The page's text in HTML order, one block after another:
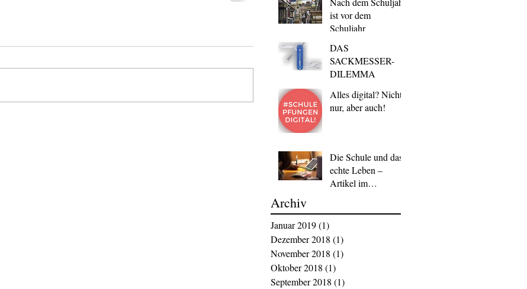
ist vor dem
Schuljahr
DAS
SACKMESSER-
DILEMMA
Alles digital? Nicht
nur, aber auch!
Die Schule und das
echte Leben –
Artikel im
Archiv
Januar 2019(1)
Dezember 2018 (1)
November 2018 (1)
Oktober 2018 (1)
September 2018 (1)